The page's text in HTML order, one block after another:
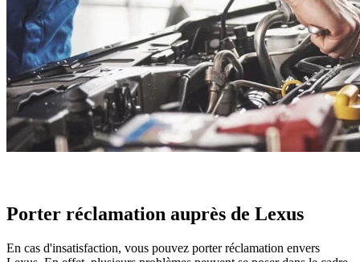
Porter réclamation auprès de Lexus
En cas d'insatisfaction, vous pouvez porter réclamation envers